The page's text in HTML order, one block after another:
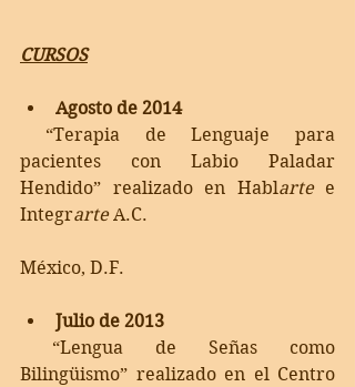
CURSOS
Agosto de 2014
pacientes con Labio Paladar
Hendido” realizado en Hablarte e
Integrarte A.C.
México, D.F.
Julio de 2013
Bilingüismo” realizado en el Centro